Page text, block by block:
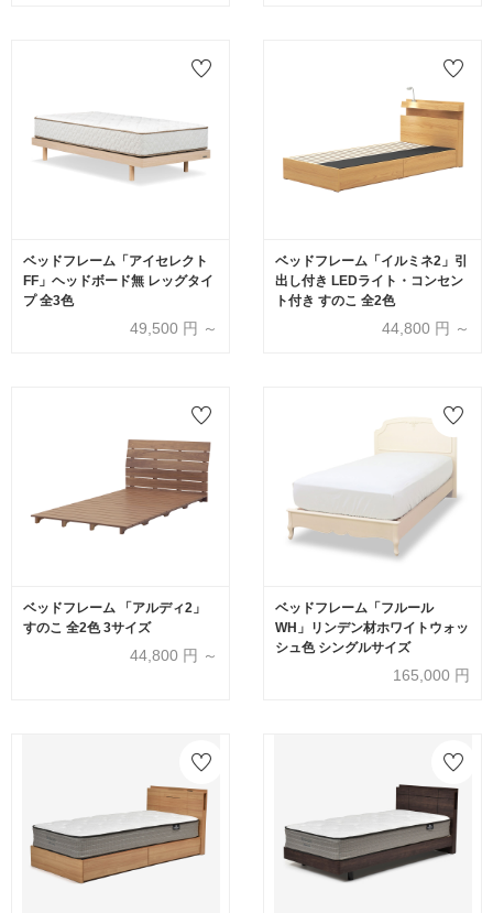
ベッドフレーム「アイセレクト
FF」ヘッドボード無 レッグタイ
プ 全3色
49,500 円 ～
ベッドフレーム「イルミネ2」引
出し付き LEDライト・コンセン
ト付き すのこ 全2色
44,800 円 ～
ベッドフレーム 「アルディ2」
すのこ 全2色 3サイズ
44,800 円 ～
ベッドフレーム「フルール
WH」リンデン材ホワイトウォッ
シュ色 シングルサイズ
165,000 円